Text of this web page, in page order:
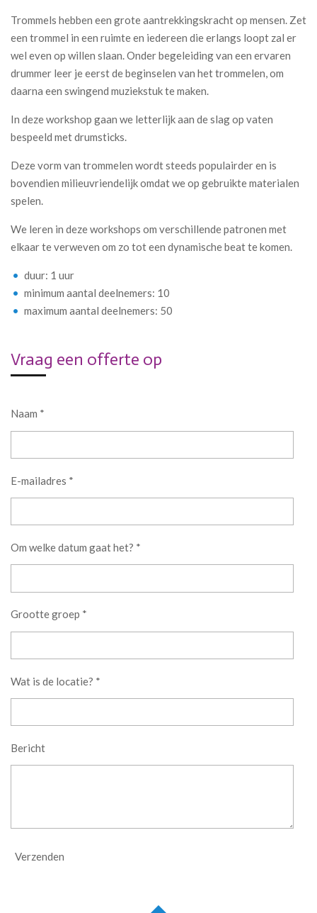
Trommels hebben een grote aantrekkingskracht op mensen. Zet
een trommel in een ruimte en iedereen die erlangs loopt zal er
wel even op willen slaan. Onder begeleiding van een ervaren
drummer leer je eerst de beginselen van het trommelen, om
daarna een swingend muziekstuk te maken.
In deze workshop gaan we letterlijk aan de slag op vaten
bespeeld met drumsticks.
Deze vorm van trommelen wordt steeds populairder en is
bovendien milieuvriendelijk omdat we op gebruikte materialen
spelen.
We leren in deze workshops om verschillende patronen met
elkaar te verweven om zo tot een dynamische beat te komen.
duur: 1 uur
minimum aantal deelnemers: 10
maximum aantal deelnemers: 50
Vraag een offerte op
Naam *
E-mailadres *
Om welke datum gaat het? *
Grootte groep *
Wat is de locatie? *
Bericht
Verzenden